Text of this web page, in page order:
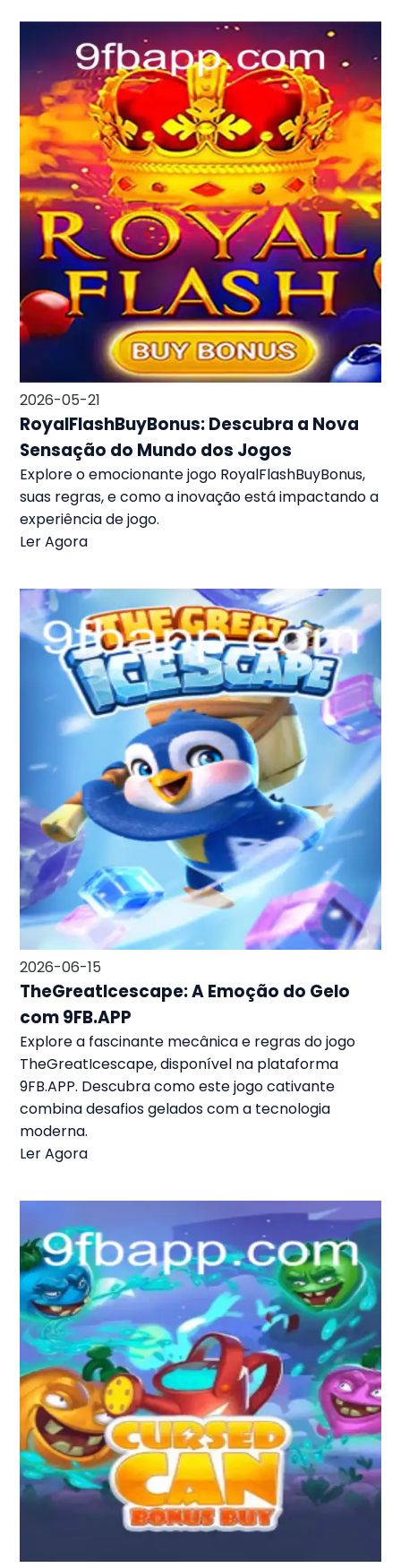
2026-05-21
RoyalFlashBuyBonus: Descubra a Nova
Sensação do Mundo dos Jogos
Explore o emocionante jogo RoyalFlashBuyBonus,
suas regras, e como a inovação está impactando a
experiência de jogo.
Ler Agora
2026-06-15
TheGreatIcescape: A Emoção do Gelo
com 9FB.APP
Explore a fascinante mecânica e regras do jogo
TheGreatIcescape, disponível na plataforma
9FB.APP. Descubra como este jogo cativante
combina desafios gelados com a tecnologia
moderna.
Ler Agora